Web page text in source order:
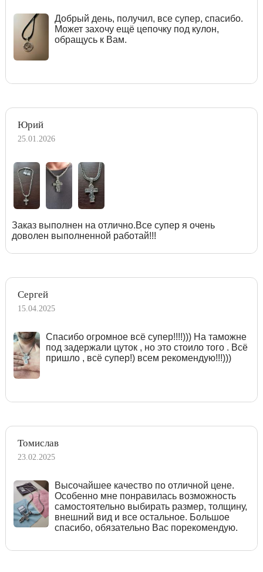
Добрый день, получил, все супер, спасибо.
Может захочу ещё цепочку под кулон,
обращусь к Вам.
Юрий
25.01.2026
Заказ выполнен на отлично.Все супер я очень
доволен выполненной работай!!!
Сергей
15.04.2025
Спасибо огромное всё супер!!!!))) На таможне
под задержали цуток , но это стоило того . Всё
пришло , всё супер!) всем рекомендую!!!)))
Томислав
23.02.2025
Высочайшее качество по отличной цене.
Особенно мне понравилась возможность
самостоятельно выбирать размер, толщину,
внешний вид и все остальное. Большое
спасибо, обязательно Вас порекомендую.